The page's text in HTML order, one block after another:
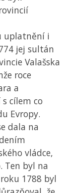
uplatnění i
jej sultán
Valašska
roce
a
cílem co
Evropy.
dala na
vládce,
Ten byl na
1788 byl